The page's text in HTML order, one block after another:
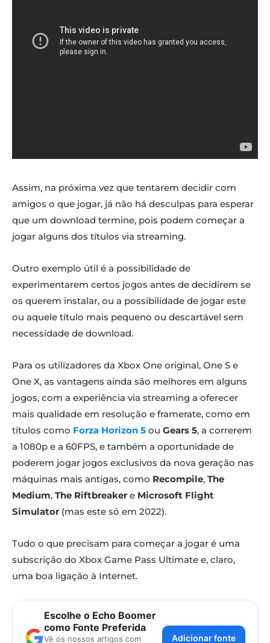
Assim, na próxima vez que tentarem decidir com
amigos o que jogar, já não há desculpas para esperar
que um download termine, pois podem começar a
jogar alguns dos títulos via streaming.
Outro exemplo útil é a possibilidade de
experimentarem certos jogos antes de decidirem se
os querem instalar, ou a possibilidade de jogar este
ou aquele título mais pequeno ou descartável sem
necessidade de download.
Para os utilizadores da Xbox One original, One S e
One X, as vantagens ainda são melhores em alguns
jogos, com a experiência via streaming a oferecer
mais qualidade em resolução e framerate, como em
títulos como Forza Horizon 5 ou Gears 5, a correrem
a 1080p e a 60FPS, e também a oportunidade de
poderem jogar jogos exclusivos da nova geração nas
máquinas mais antigas, como Recompile, The
Medium, The Riftbreaker e Microsoft Flight
Simulator (mas este só em 2022).
Tudo o que precisam para começar a jogar é uma
subscrição do Xbox Game Pass Ultimate e, claro,
uma boa ligação à Internet.
Escolhe o Echo Boomer
como Fonte Preferida
Vê os nossos artigos com Adicionar fonte